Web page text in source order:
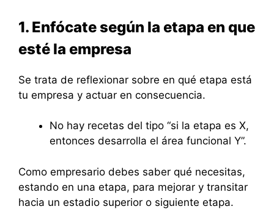
1. Enfócate según la etapa en que
esté la empresa
Se trata de reflexionar sobre en qué etapa está
tu empresa y actuar en consecuencia.
No hay recetas del tipo “si la etapa es X,
entonces desarrolla el área funcional Y”.
Como empresario debes saber qué necesitas,
estando en una etapa, para mejorar y transitar
hacia un estadio superior o siguiente etapa.